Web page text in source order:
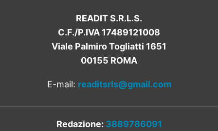
READIT S.R.L.S.
C.F./P.IVA 17489121008
Viale Palmiro Togliatti 1651
00155 ROMA
E-mail: readitsrls@gmail.com
Redazione: 3889786091